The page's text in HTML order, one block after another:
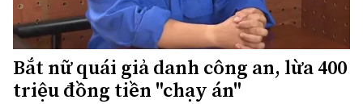
Bắt nữ quái giả danh công an, lừa 400
triệu đồng tiền "chạy án"